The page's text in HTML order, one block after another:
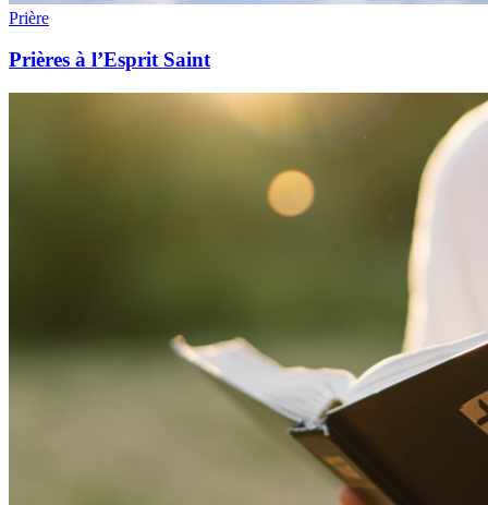
Prière
Prières à l’Esprit Saint